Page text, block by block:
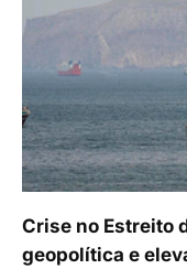
Crise no Estreito
geopolítica e